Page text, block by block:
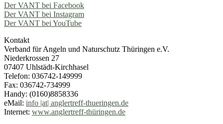
Der VANT bei Facebook
Der VANT bei Instagram
Der VANT bei YouTube
Kontakt
Verband für Angeln und Naturschutz Thüringen e.V.
Niederkrossen 27
07407 Uhlstädt-Kirchhasel
Telefon: 036742-149999
Fax: 036742-734999
Handy: (0160)8858336
eMail: info |at| anglertreff-thueringen.de
Internet: www.anglertreff-thüringen.de